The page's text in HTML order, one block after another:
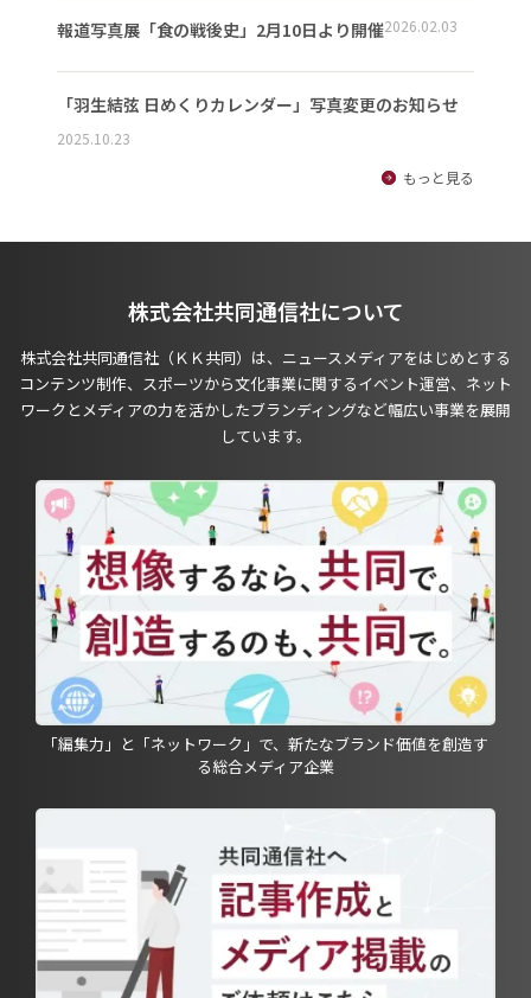
報道写真展「食の戦後史」2月10日より開催2026.02.03
「羽生結弦 日めくりカレンダー」写真変更のお知らせ
2025.10.23
もっと見る
株式会社共同通信社について
株式会社共同通信社（ＫＫ共同）は、ニュースメディアをはじめとする
コンテンツ制作、スポーツから文化事業に関するイベント運営、ネット
ワークとメディアの力を活かしたブランディングなど幅広い事業を展開
しています。
「編集力」と「ネットワーク」で、新たなブランド価値を創造す
る総合メディア企業